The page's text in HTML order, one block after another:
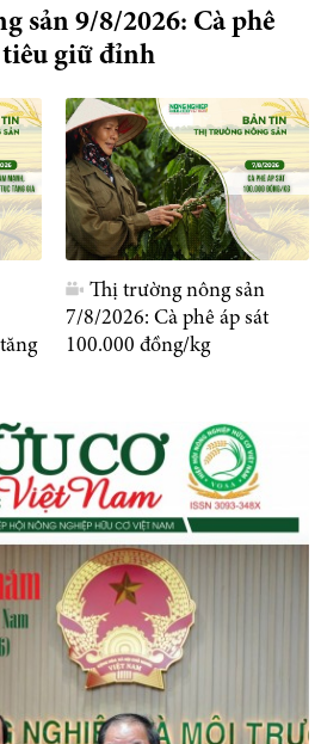
sản 9/8/2026: Cà phê
giữ đỉnh
Thị trường nông sản
7/8/2026: Cà phê áp sát
100.000 đồng/kg